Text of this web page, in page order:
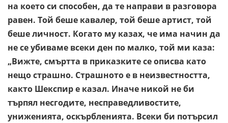
на което си способен, да те направи в разговора
равен. Той беше кавалер, той беше артист, той
беше личност. Когато му казах, че има начин да
не се убиваме всеки ден по малко, той ми каза:
„Вижте, смъртта в приказките се описва като
нещо страшно. Страшното е в неизвестността,
както Шекспир е казал. Иначе никой не би
търпял несгодите, несправедливостите,
униженията, оскърбленията. Всеки би потърсил